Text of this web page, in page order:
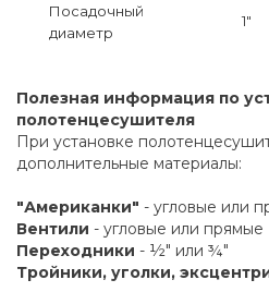
Посадочный
диаметр
1"
Полезная информация по
полотенцесушителя
При установке
дополнительные материалы:
"Американки" - угловые или
Вентили - угловые или прямые
Переходники - ½" или ¾"
Тройники, уголки,